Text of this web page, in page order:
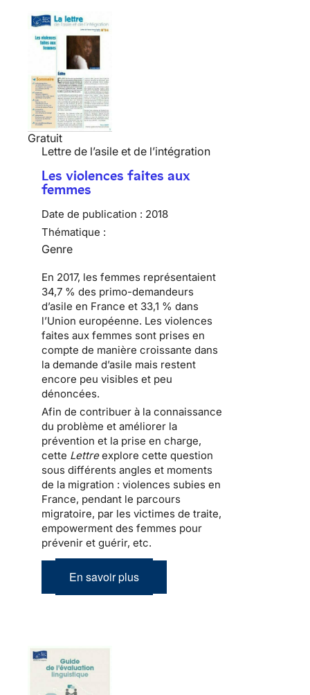
Gratuit
Lettre de l’asile et de l’intégration
Les violences faites aux
femmes
Date de publication : 2018
Thématique :
Genre
En 2017, les femmes représentaient
34,7 % des primo-demandeurs
d’asile en France et 33,1 % dans
l’Union européenne. Les violences
faites aux femmes sont prises en
compte de manière croissante dans
la demande d’asile mais restent
encore peu visibles et peu
dénoncées.
Afin de contribuer à la connaissance
du problème et améliorer la
prévention et la prise en charge,
cette Lettreexplore cette question
sous différents angles et moments
de la migration : violences subies en
France, pendant le parcours
migratoire, par les victimes de traite,
empowerment des femmes pour
prévenir et guérir, etc.
En savoir plus